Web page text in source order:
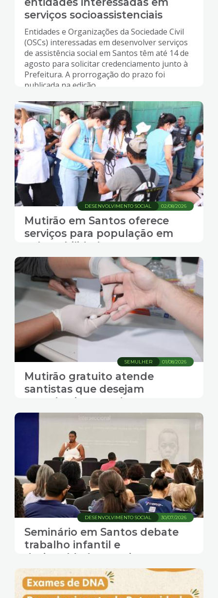
serviços socioassistenciais
Entidades e Organizações da Sociedade Civil
(OSCs) interessadas em desenvolver serviços
de assistência social em Santos têm até 14 de
agosto para solicitar credenciamento junto à
Prefeitura. A prorrogação do prazo foi
publicada na edição...
02/08/2026
DESENVOLVIMENTO SOCIAL
Mutirão em Santos oferece
serviços para população em
vulnerabilidade
01/08/2026
SEMULHER
Mutirão gratuito atende
santistas que desejam
reconhecimento de
paternidade
30/07/2026
DESENVOLVIMENTO SOCIAL
Seminário em Santos debate
trabalho infantil e
desigualdades que impactam
crianças e adolescentes